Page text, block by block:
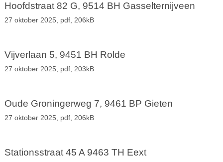
Hoofdstraat 82 G, 9514 BH Gasselternijveen
27 oktober 2025, pdf, 206kB
Vijverlaan 5, 9451 BH Rolde
27 oktober 2025, pdf, 203kB
Oude Groningerweg 7, 9461 BP Gieten
27 oktober 2025, pdf, 206kB
Stationsstraat 45 A 9463 TH Eext